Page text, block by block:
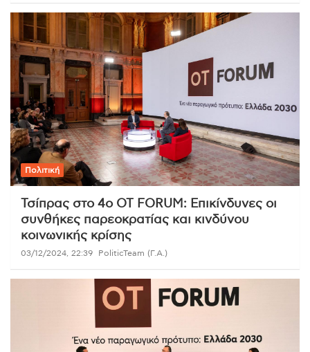
Πολιτική
Τσίπρας στο 4ο OT FORUM: Επικίνδυνες οι
συνθήκες παρεοκρατίας και κινδύνου
κοινωνικής κρίσης
03/12/2024, 22:39 PoliticTeam (Γ.Α.)